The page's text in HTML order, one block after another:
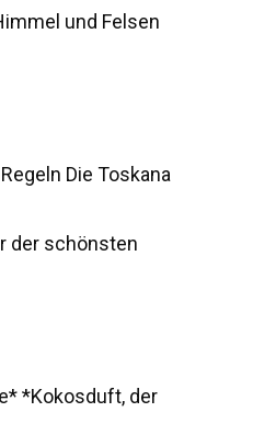
und Felsen
Die Toskana
der schönsten
*Kokosduft, der